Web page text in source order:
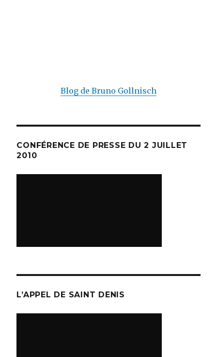
Blog de Bruno Gollnisch
CONFÉRENCE DE PRESSE DU 2 JUILLET
2010
L’APPEL DE SAINT DENIS